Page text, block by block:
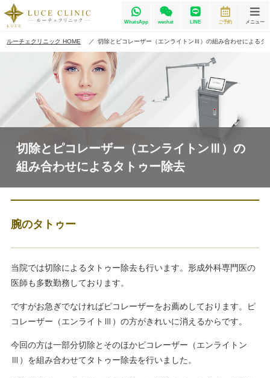
メニュー
ご予約
LINE
wechat
WhatsApp
ルーチェクリニック HOME 切除とピコレーザー（エンライトンⅢ）の組み合わせによるタ
切除とピコレーザー（エンライトンⅢ）の
組み合わせによるタトゥー除去
腕のタトゥー
当院では切除によるタトゥー除去も行います。形成外科専門医の
医師も多数勤務しております。
ですがお急ぎでなければピコレーザーをお薦めしております。ピ
コレーザー（エンライトⅢ）の方がきれいに消えるからです。
今回の方は一部分切除とそのほかピコレーザー（エンライトン
Ⅲ）を組み合わせてタトゥー除去を行いました。